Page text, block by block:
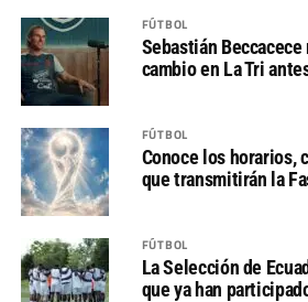
FÚTBOL
Sebastián
cambio en La Tri
FÚTBOL
Conoce los horarios,
que transmitirán la
FÚTBOL
La Selección de
que ya han